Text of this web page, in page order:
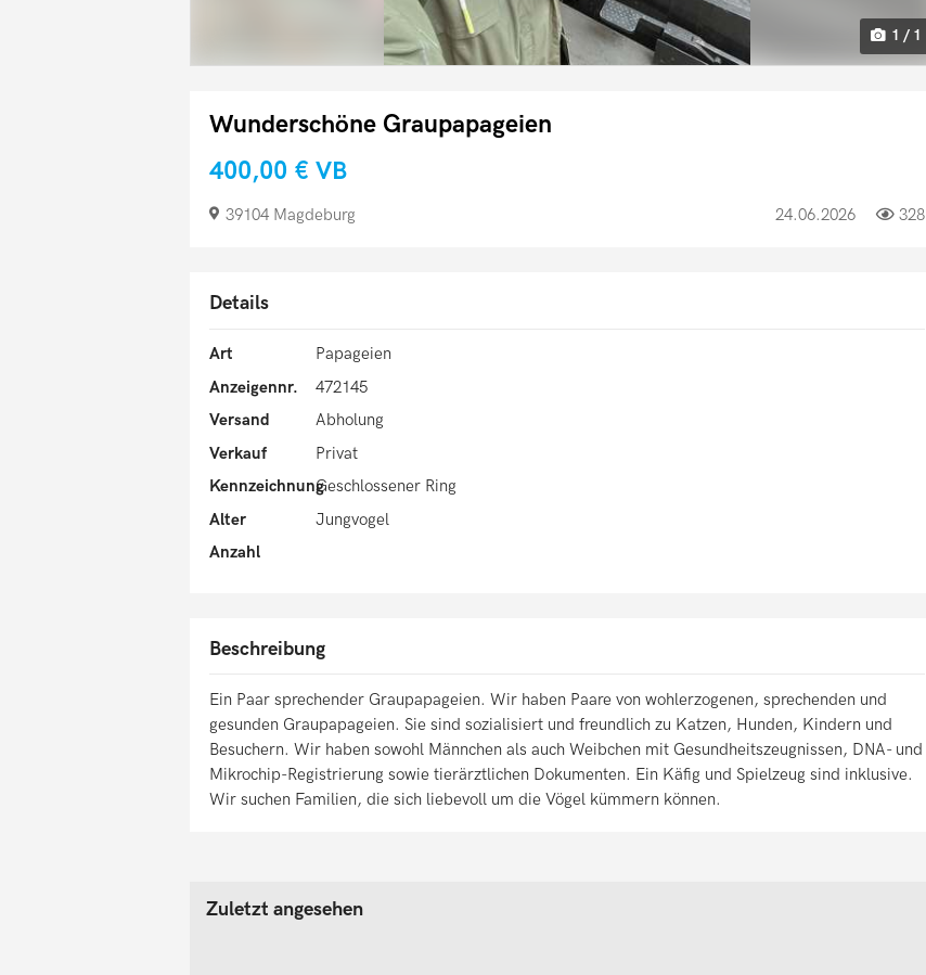
1 / 1
Wunderschöne Graupapageien
400,00 € VB
39104 Magdeburg 24.06.2026 328
Details
Art
Papageien
Anzeigennr.
472145
Versand
Abholung
Verkauf
Privat
KennzeichnungGeschlossener Ring
Alter
Jungvogel
Anzahl
Beschreibung
Ein Paar sprechender Graupapageien. Wir haben Paare von wohlerzogenen, sprechenden und
gesunden Graupapageien. Sie sind sozialisiert und freundlich zu Katzen, Hunden, Kindern und
Besuchern. Wir haben sowohl Männchen als auch Weibchen mit Gesundheitszeugnissen, DNA- und
Mikrochip-Registrierung sowie tierärztlichen Dokumenten. Ein Käfig und Spielzeug sind inklusive.
Wir suchen Familien, die sich liebevoll um die Vögel kümmern können.
Zuletzt angesehen